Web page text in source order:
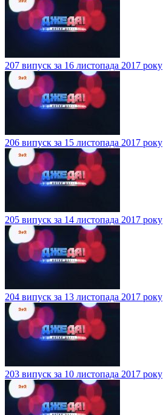
207 випуск за 16 листопада 2017 року
206 випуск за 15 листопада 2017 року
205 випуск за 14 листопада 2017 року
204 випуск за 13 листопада 2017 року
203 випуск за 10 листопада 2017 року